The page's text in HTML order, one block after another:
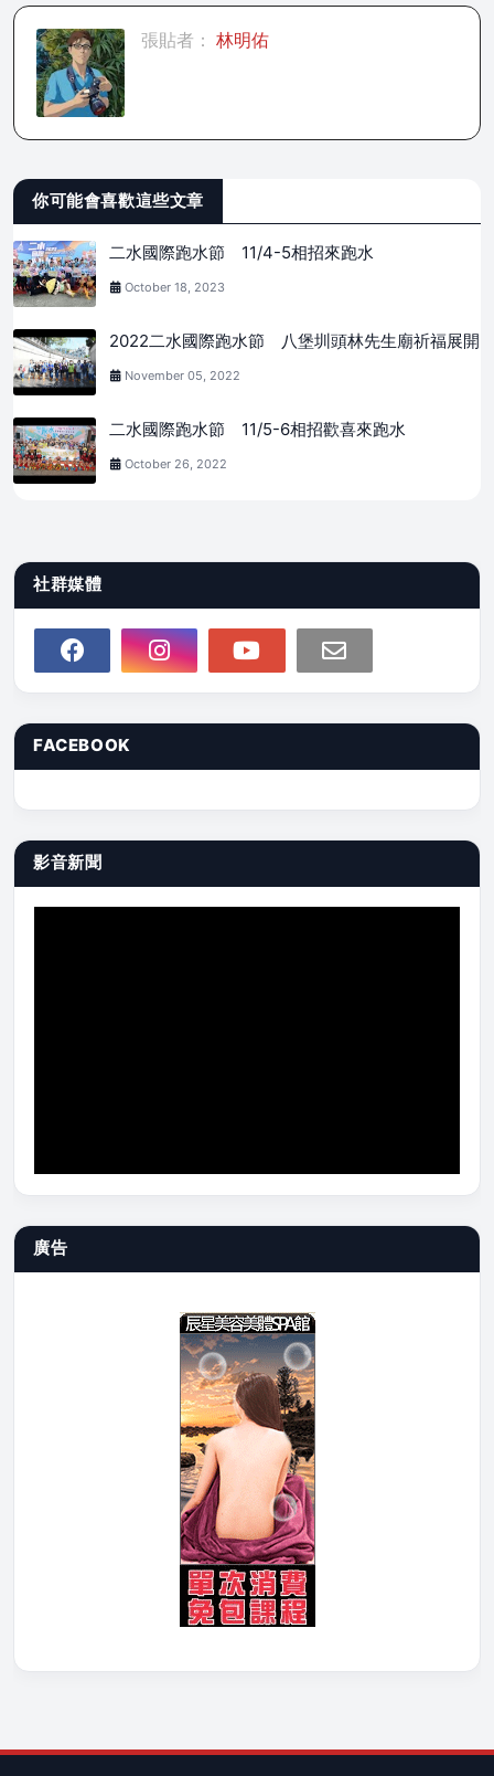
張貼者： 林明佑
你可能會喜歡這些文章
二水國際跑水節 11/4-5相招來跑水
October 18, 2023
2022二水國際跑水節 八堡圳頭林先生廟祈福展開
November 05, 2022
二水國際跑水節 11/5-6相招歡喜來跑水
October 26, 2022
社群媒體
FACEBOOK
影音新聞
廣告